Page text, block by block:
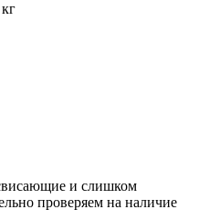
и слишком
проверяем на наличие